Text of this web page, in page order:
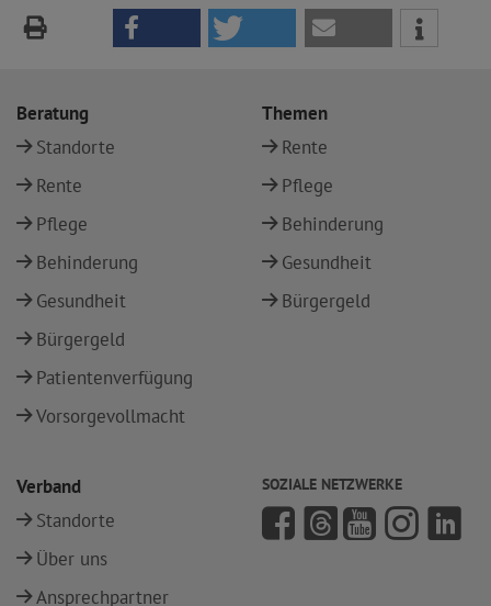
Beratung
Standorte
Rente
Pflege
Behinderung
Gesundheit
Bürgergeld
Patientenverfügung
Vorsorgevollmacht
Themen
Rente
Pflege
Behinderung
Gesundheit
Bürgergeld
Verband
Standorte
Über uns
Ansprechpartner
SOZIALE NETZWERKE